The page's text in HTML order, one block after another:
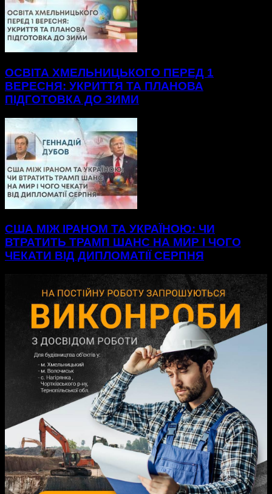
ОСВІТА ХМЕЛЬНИЦЬКОГО ПЕРЕД 1
ВЕРЕСНЯ: УКРИТТЯ ТА ПЛАНОВА
ПІДГОТОВКА ДО ЗИМИ
США МІЖ ІРАНОМ ТА УКРАЇНОЮ: ЧИ
ВТРАТИТЬ ТРАМП ШАНС НА МИР І ЧОГО
ЧЕКАТИ ВІД ДИПЛОМАТІЇ СЕРПНЯ